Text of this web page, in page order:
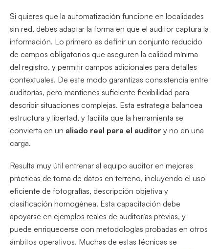
Si quieres que la automatización funcione en localidades
sin red, debes adaptar la forma en que el auditor captura la
información. Lo primero es definir un conjunto reducido
de campos obligatorios que aseguren la calidad mínima
del registro, y permitir campos adicionales para detalles
contextuales. De este modo garantizas consistencia entre
auditorías, pero mantienes suficiente flexibilidad para
describir situaciones complejas. Esta estrategia balancea
estructura y libertad, y facilita que la herramienta se
convierta en un aliado real para el auditor y no en una
carga.
Resulta muy útil entrenar al equipo auditor en mejores
prácticas de toma de datos en terreno, incluyendo el uso
eficiente de fotografías, descripción objetiva y
clasificación homogénea. Esta capacitación debe
apoyarse en ejemplos reales de auditorías previas, y
puede enriquecerse con metodologías probadas en otros
ámbitos operativos. Muchas de estas técnicas se